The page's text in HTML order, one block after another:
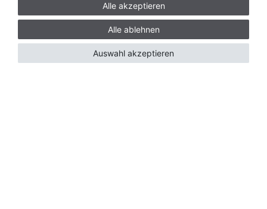
Alle akzeptieren
Alle ablehnen
Auswahl akzeptieren